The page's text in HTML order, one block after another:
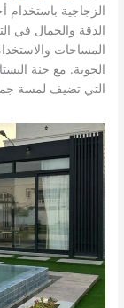
الزجاجية باستخدام
الدقة والجمال في
المساحات
الجوية. مع جنة
التي تضيف لمسة